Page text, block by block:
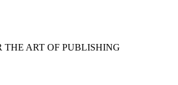
THE ART OF PUBLISHING